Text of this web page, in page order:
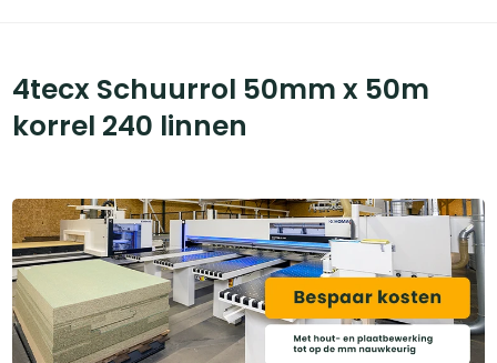
4tecx Schuurrol 50mm x 50m
korrel 240 linnen